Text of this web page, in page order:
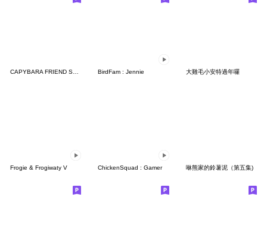
BirdFam : Jennie 大雞毛小安特過年囉
Frogie & Frogiwaty V ChickenSquad : Gamer 咻熊家的鈴薯泥（第五集)